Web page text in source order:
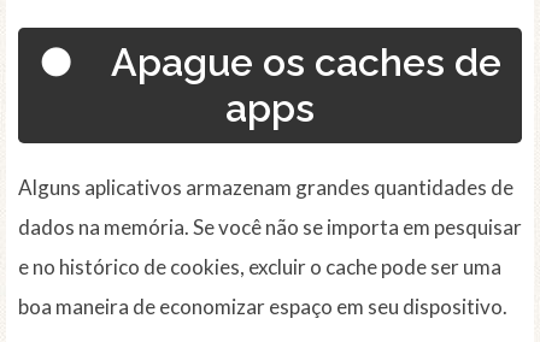
● Apague os caches de
apps
Alguns aplicativos armazenam grandes quantidades de
dados na memória. Se você não se importa em pesquisar
e no histórico de cookies, excluir o cache pode ser uma
boa maneira de economizar espaço em seu dispositivo.